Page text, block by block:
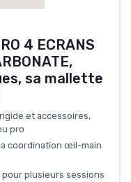
4 ECRANS
sa mallette
et accessoires,
pro
coordination œil-main
plusieurs sessions